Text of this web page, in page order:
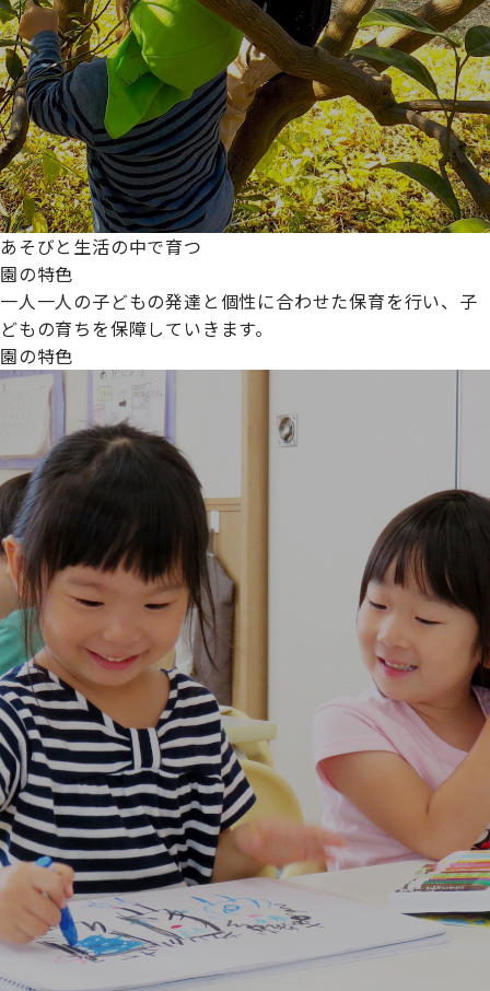
あそびと生活の中で育つ
園の特色
一人一人の子どもの発達と個性に合わせた保育を行い、子
どもの育ちを保障していきます。
園の特色